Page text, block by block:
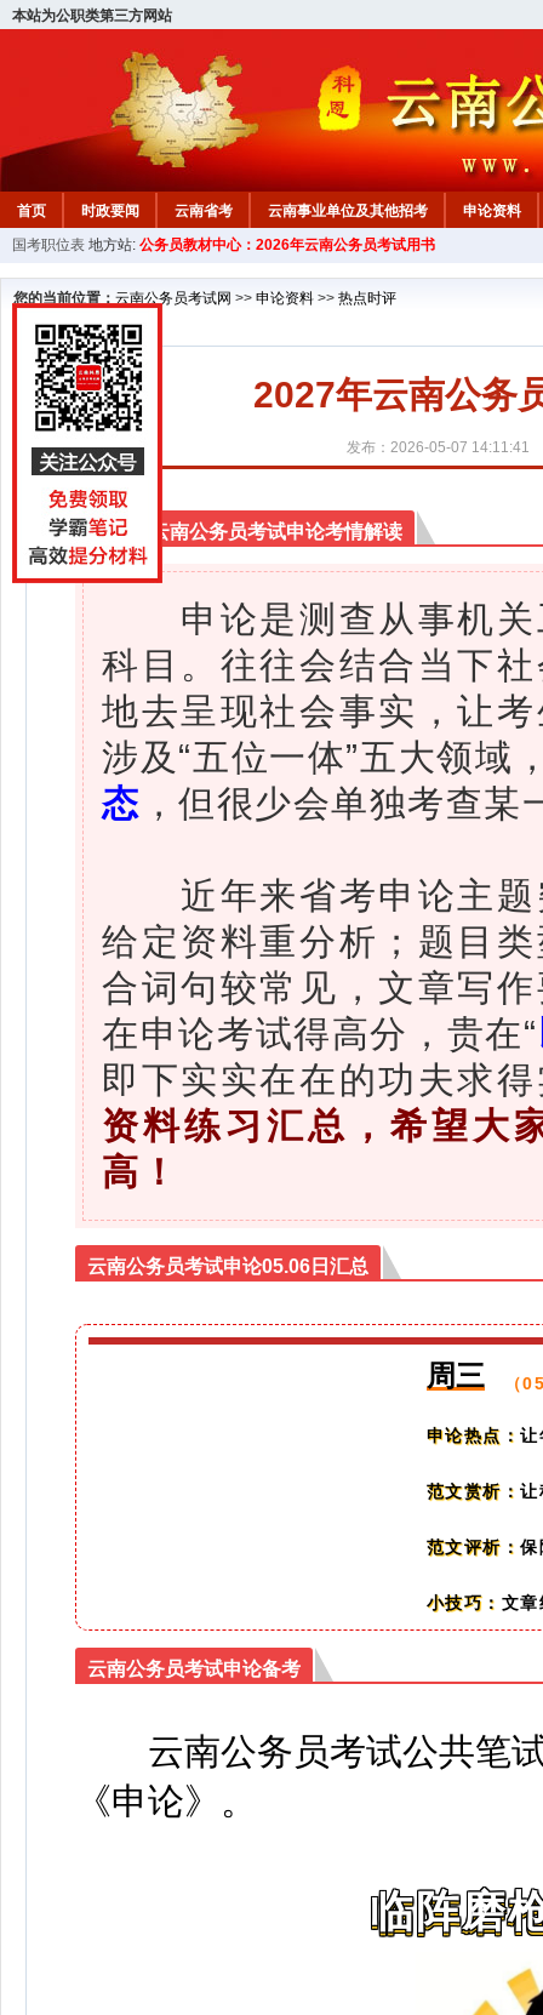
本站为公职类第三方网站
首页 时政要闻 云南省考 云南事业单位及其他招考
申论资料
国考职位表 地方站: 公务员教材中心：2026年云南公务员考试用书
您的当前位置： 云南公务员考试网 >> 申论资料 >> 热点时评
2027年云南公务
发布：2026-05-07 14:11:41
2027年云南公务员考试申论考情解读
申论是测查从事机关
科目。往往会结合当下
地去呈现社会事实，让
涉及“五位一体”五大领域
态 ，但很少会单独考查某
近年来省考申论主题
给定资料重分析；题目
合词句较常见，文章写
在申论考试得高分，贵在“
即下实实在在的功夫求
资料练习汇总，希望大
高！
云南公务员考试申论05.06日汇总
周三 （
申论热点： 让
范文赏析： 让
范文评析： 保
小技巧： 文章
云南公务员考试申论备考
云南公务员考试公共笔
《申论》 。
临阵磨